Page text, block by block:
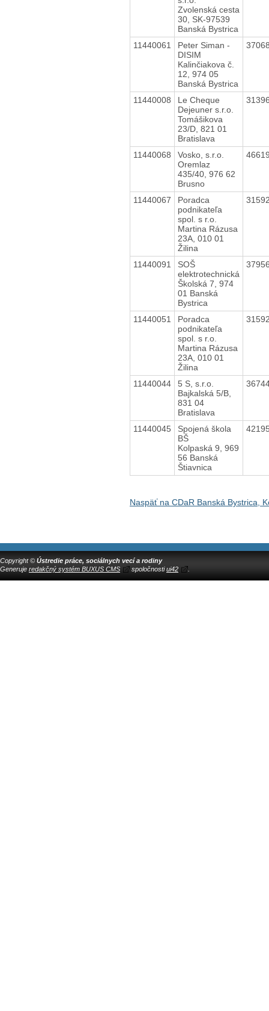
Zvolenská cesta
30, SK-97539
Banská Bystrica
11440061
Peter Siman -
DISIM
Kalinčiakova č.
12, 974 05
Banská Bystrica
11440008
Le Cheque
Dejeuner s.r.o.
Tomášikova
23/D, 821 01
Bratislava
11440068
Vosko, s.r.o.
Oremlaz
435/40, 976 62
Brusno
11440067
Poradca
podnikateľa
spol. s r.o.
Martina Rázusa
23A, 010 01
Žilina
11440091
SOŠ
elektrotechnická
Školská 7, 974
01 Banská
Bystrica
11440051
Poradca
podnikateľa
spol. s r.o.
Martina Rázusa
23A, 010 01
Žilina
11440044
5 S, s.r.o.
Bajkalská 5/B,
831 04
Bratislava
11440045
Spojená škola
BŠ
Kolpaská 9, 969
56 Banská
Štiavnica
Naspäť na CDaR Banská Bystrica,
Copyright © Ústredie práce, sociálnych vecí a rodiny
Generuje redakčný systém BUXUS CMS spoločnostiui42